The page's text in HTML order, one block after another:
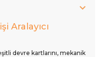
Aralayıcı
devre kartlarını, mekanik